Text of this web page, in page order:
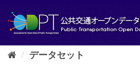
し
データセット